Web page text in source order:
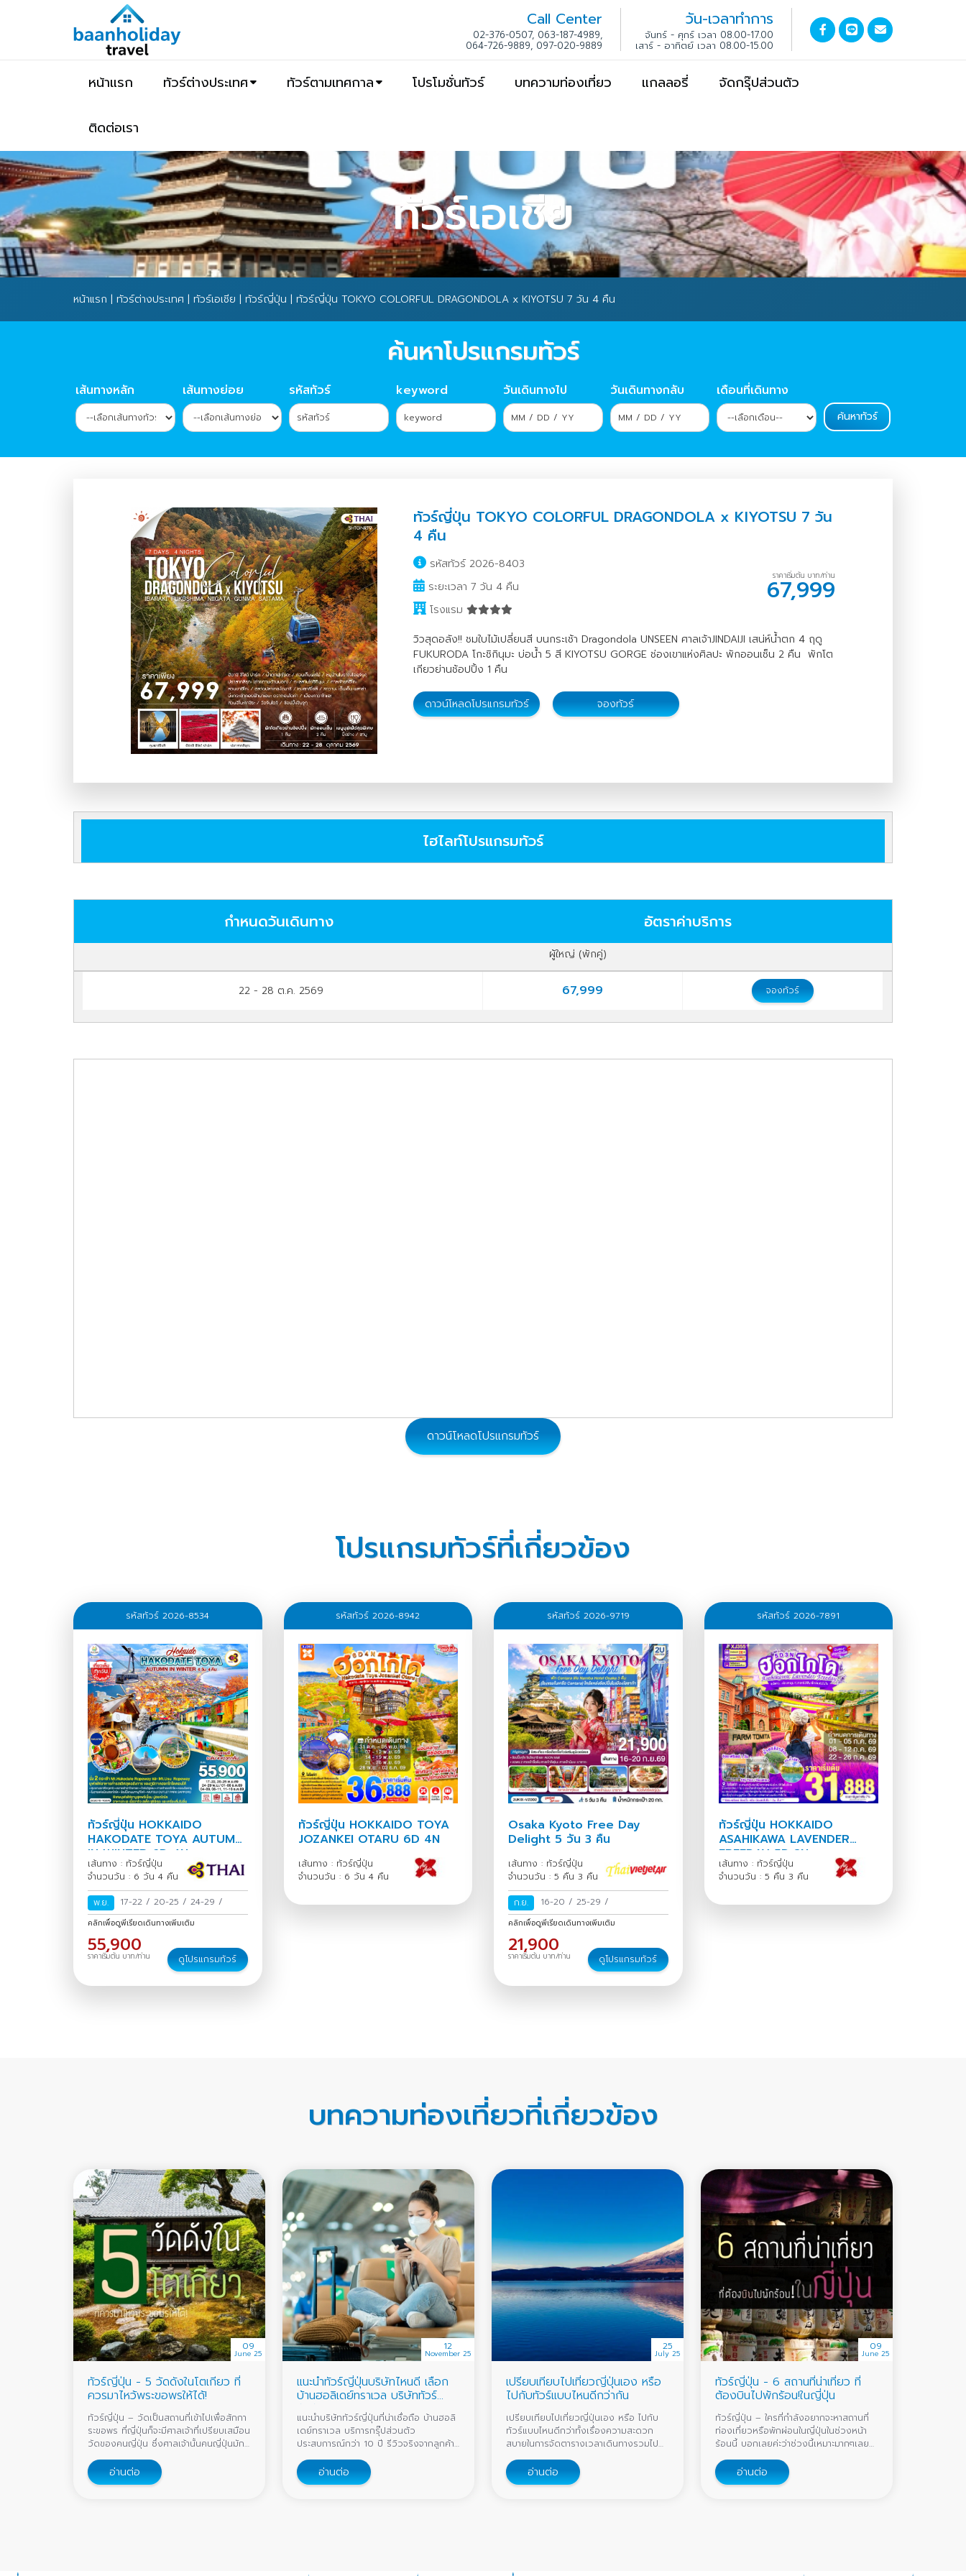
Call Center
02-376-0507, 063-187-4989,
064-726-9889, 097-020-9889
วัน-เวลาทำการ
จันทร์ - ศุกร์ เวลา 08.00-17.00
เสาร์ - อาทิตย์ เวลา 08.00-15.00
หน้าแรก ทัวร์ต่างประเทศ ทัวร์ตามเทศกาล โปรโมชั่นทัวร์ บทความท่องเที่ยว แกลลอรี่ จัดกรุ๊ปส่วนตัว
ติดต่อเรา
ทัวร์เอเชีย
หน้าแรก | ทัวร์ต่างประเทศ | ทัวร์เอเชีย | ทัวร์ญี่ปุ่น | ทัวร์ญี่ปุ่น TOKYO COLORFUL DRAGONDOLA x KIYOTSU 7 วัน 4 คืน
ค้นหาโปรแกรมทัวร์
เส้นทางหลัก เส้นทางย่อย รหัสทัวร์ keyword วันเดินทางไป วันเดินทางกลับ เดือนที่เดินทาง
ทัวร์ญี่ปุ่น TOKYO COLORFUL DRAGONDOLA x KIYOTSU 7 วัน
4 คืน
รหัสทัวร์ 2026-8403
ระยะเวลา 7 วัน 4 คืน
โรงแรม
ราคาเริ่มต้น บาท/ท่าน
67,999
วิวสุดอลัง!! ชมใบไม้เปลี่ยนสี บนกระเช้า Dragondola UNSEEN ศาลเจ้าJINDAIJI เสน่ห์น้ำตก 4 ฤดู
FUKURODA โกะชิกินุมะ บ่อน้ำ 5 สี KIYOTSU GORGE ช่องเขาแห่งศิลปะ พักออนเซ็น 2 คืน พักโต
เกียวย่านช้อปปิ้ง 1 คืน
ดาวน์โหลดโปรแกรมทัวร์ จองทัวร์
ไฮไลท์โปรแกรมทัวร์
กำหนดวันเดินทาง อัตราค่าบริการ
ผู้ใหญ่ (พักคู่)
22 - 28 ต.ค. 2569 67,999 จองทัวร์
ดาวน์โหลดโปรแกรมทัวร์
โปรแกรมทัวร์ที่เกี่ยวข้อง
รหัสทัวร์ 2026-8534
ทัวร์ญี่ปุ่น HOKKAIDO
HAKODATE TOYA AUTUMN
IN WINTER 6D 4N
เส้นทาง : ทัวร์ญี่ปุ่น
จำนวนวัน : 6 วัน 4 คืน
พ.ย.
17-22 / 20-25 / 24-29 /
คลิกเพื่อดูพีเรียดเดินทางเพิ่มเติม
55,900
ราคาเริ่มต้น บาท/ท่าน ดูโปรแกรมทัวร์
รหัสทัวร์ 2026-8942
ทัวร์ญี่ปุ่น HOKKAIDO TOYA
JOZANKEI OTARU 6D 4N
เส้นทาง : ทัวร์ญี่ปุ่น
จำนวนวัน : 6 วัน 4 คืน
รหัสทัวร์ 2026-9719
Osaka Kyoto Free Day
Delight 5 วัน 3 คืน
เส้นทาง : ทัวร์ญี่ปุ่น
จำนวนวัน : 5 คืน 3 คืน
ก.ย.
16-20 / 25-29 /
คลิกเพื่อดูพีเรียดเดินทางเพิ่มเติม
21,900
ราคาเริ่มต้น บาท/ท่าน ดูโปรแกรมทัวร์
รหัสทัวร์ 2026-7891
ทัวร์ญี่ปุ่น HOKKAIDO
ASAHIKAWA LAVENDER
FREEDAY 5D 3N
เส้นทาง : ทัวร์ญี่ปุ่น
จำนวนวัน : 5 คืน 3 คืน
บทความท่องเที่ยวที่เกี่ยวข้อง
09
June 25
ทัวร์ญี่ปุ่น - 5 วัดดังในโตเกียว ที่
ควรมาไหว้พระขอพรให้ได้!
ทัวร์ญี่ปุ่น – วัดเป็นสถานที่เข้าไปเพื่อสักกา
ระขอพร ที่ญี่ปุ่นก็จะมีศาลเจ้าที่เปรียบเสมือน
วัดของคนญี่ปุ่น ซึ่งศาลเจ้านั้นคนญี่ปุ่นมัก
จะมาสักการะขอพร
อ่านต่อ
12
November 25
แนะนำทัวร์ญี่ปุ่นบริษัทไหนดี เลือก
บ้านฮอลิเดย์ทราเวล บริษัททัวร์
อันดับ 1 ในไทย
แนะนำบริษัททัวร์ญี่ปุ่นที่น่าเชื่อถือ บ้านฮอลิ
เดย์ทราเวล บริการกรุ๊ปส่วนตัว
ประสบการณ์กว่า 10 ปี รีวิวจริงจากลูกค้า
จองวันนี้เที่ยวครบ
อ่านต่อ
25
July 25
เปรียบเทียบไปเที่ยวญี่ปุ่นเอง หรือ
ไปกับทัวร์แบบไหนดีกว่ากัน
เปรียบเทียบไปเที่ยวญี่ปุ่นเอง หรือ ไปกับ
ทัวร์แบบไหนดีกว่าทั้งเรื่องความสะดวก
สบายในการจัดตารางเวลาเดินทางรวมไป
ถึงการวางแผนจองที่พักหรืออาหารตลอดทุ
กมื้ิอ
อ่านต่อ
09
June 25
ทัวร์ญี่ปุ่น - 6 สถานที่น่าเที่ยว ที่
ต้องบินไปพ้กร้อน!ในญี่ปุ่น
ทัวร์ญี่ปุ่น – ใครที่กำลังอยากจะหาสถานที่
ท่องเที่ยวหรือพักผ่อนในญี่ปุ่นในช่วงหน้า
ร้อนนี้ บอกเลยค่ะว่าช่วงนี้เหมาะมากๆเลยที
เดียว เพราะช่วงหน้าร้อนของญี่ปุ่นนั้นค่า
เครื่องบินจะถูกลงเอามากๆ
อ่านต่อ